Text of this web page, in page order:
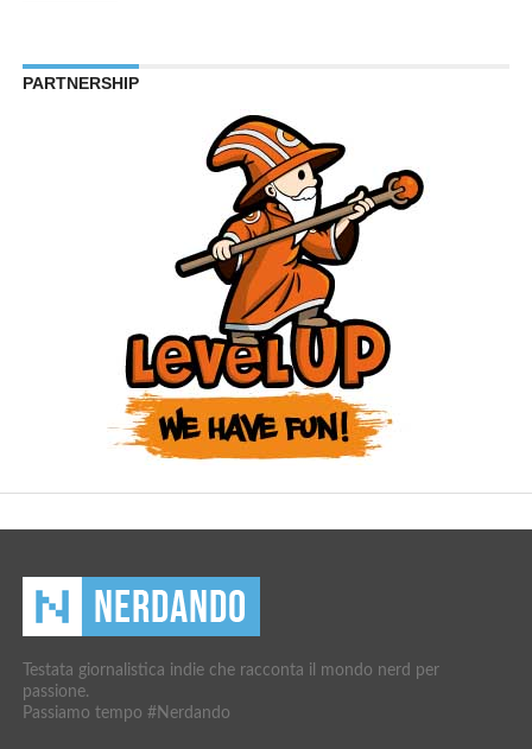
PARTNERSHIP
Testata giornalistica indie che racconta il mondo nerd per
passione.
Passiamo tempo #Nerdando